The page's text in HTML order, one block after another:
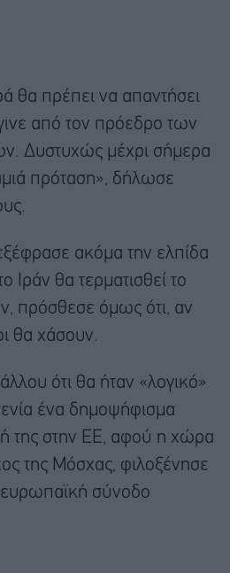
θα πρέπει να απαντήσει
από τον πρόεδρο των
Δυστυχώς μέχρι σήμερα
πρόταση», δήλωσε
ακόμα την ελπίδα
Ιράν θα τερματισθεί το
πρόσθεσε όμως ότι, αν
θα χάσουν.
ότι θα ήταν «λογικό»
ένα δημοψήφισμα
της στην ΕΕ, αφού η χώρα
της Μόσχας, φιλοξένησε
σύνοδο